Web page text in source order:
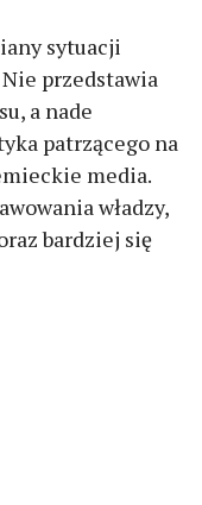
sytuacji
przedstawia
a nade
patrzącego na
media.
władzy,
bardziej się